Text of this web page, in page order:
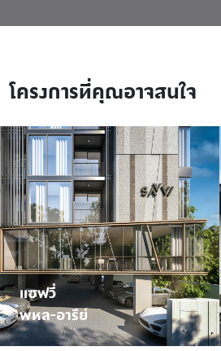
โครงการที่คุณอาจสนใจ
เเซฟวี่
พหล-อารีย์